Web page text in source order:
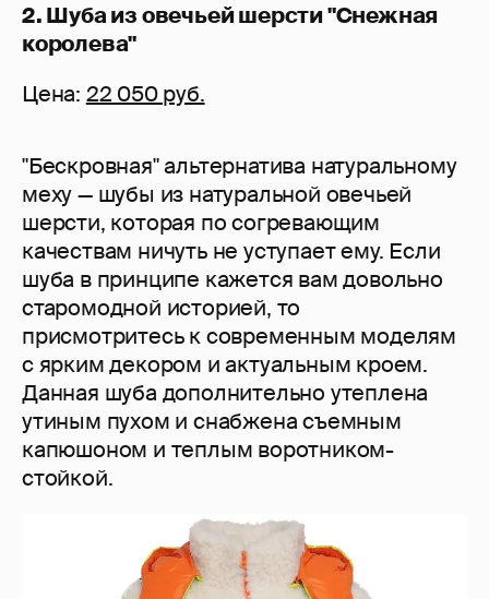
2. Шуба из овечьей шерсти "Снежная
королева"
Цена: 22 050 руб.
"Бескровная" альтернатива натуральному
меху — шубы из натуральной овечьей
шерсти, которая по согревающим
качествам ничуть не уступает ему. Если
шуба в принципе кажется вам довольно
старомодной историей, то
присмотритесь к современным моделям
с ярким декором и актуальным кроем.
Данная шуба дополнительно утеплена
утиным пухом и снабжена съемным
капюшоном и теплым воротником-
стойкой.